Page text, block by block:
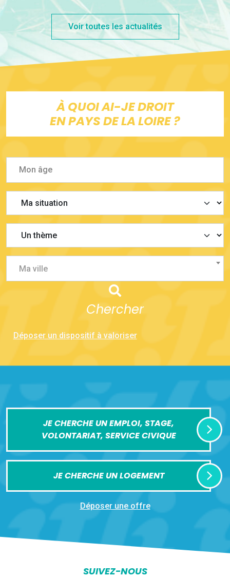
Voir toutes les actualités
À QUOI AI-JE DROIT
EN PAYS DE LA LOIRE ?
Ma ville
Chercher
Déposer un dispositif à valoriser
JE CHERCHE UN EMPLOI, STAGE,
VOLONTARIAT, SERVICE CIVIQUE
JE CHERCHE UN LOGEMENT
Déposer une offre
SUIVEZ-NOUS